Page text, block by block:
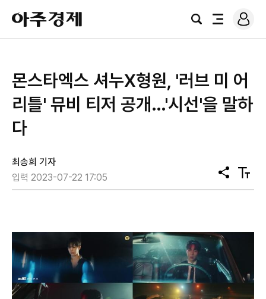
아
주
경
검
전
로
그
몬스타엑스 셔누X형원, '러브 미 어
리틀' 뮤비 티저 공개…'시선'을 말하
다
최송희 기자
입력 2023-07-22 17:05
공
유
텍
스